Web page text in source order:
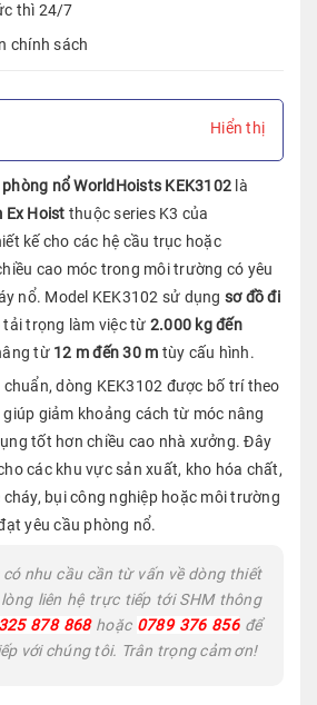
thì 24/7
chính sách
Hiển thị
nổ WorldHoists KEK3102 là
Ex Hoist thuộc series K3 của
kế cho các hệ cầu trục hoặc
cao móc trong môi trường có yêu
nổ. Model KEK3102 sử dụng sơ đồ đi
tải trọng làm việc từ 2.000 kg đến
từ 12 m đến 30 m tùy cấu hình.
dòng KEK3102 được bố trí theo
giúp giảm khoảng cách từ móc nâng
tốt hơn chiều cao nhà xưởng. Đây
các khu vực sản xuất, kho hóa chất,
cháy, bụi công nghiệp hoặc môi trường
yêu cầu phòng nổ.
có nhu cầu cần từ vấn về dòng thiết
liên hệ trực tiếp tới SHM thông
878 868hoặc 0789 376 856để
với chúng tôi. Trân trọng cảm ơn!